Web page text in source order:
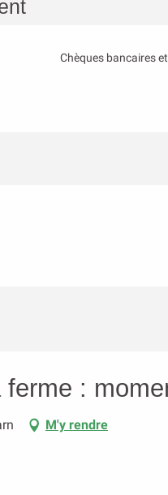
Chèques bancaires
:
M'y rendre